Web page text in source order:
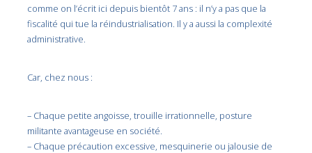
comme on l’écrit ici depuis bientôt 7 ans : il n’y a pas que la
fiscalité qui tue la réindustrialisation. Il y a aussi la complexité
administrative.
Car, chez nous :
– Chaque petite angoisse, trouille irrationnelle, posture
militante avantageuse en société.
– Chaque précaution excessive, mesquinerie ou jalousie de